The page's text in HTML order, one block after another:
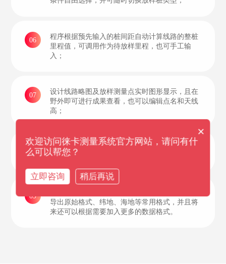
06
程序根据预先输入的桩间距自动计算线路的整桩
里程值，可调用作为待放样里程，也可手工输
入；
07
设计线路略图及放样测量点实时图形显示，且在
野外即可进行成果查看，也可以编辑点名和天线
高；
08
测量点位保存时支持固定解有效性检查，避免外
业误操作保存了精度不满足条件的结果；
09
导出原始格式、纬地、海地等常用格式，并且将
来还可以根据需要加入更多的数据格式。
×
欢迎访问徕卡测量系统官方网站，请问有什
么可以帮您？
立即咨询 稍后再说